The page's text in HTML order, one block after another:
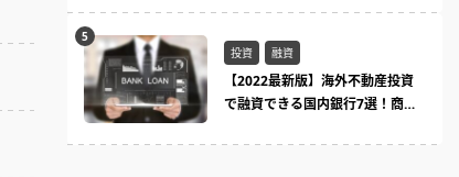
投資 融資
【2022最新版】海外不動産投資
で融資できる国内銀行7選！商品